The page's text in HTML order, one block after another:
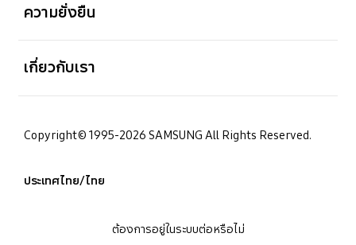
ความยั่งยืน
เกี่ยวกับเรา
Copyright© 1995-2026 SAMSUNG All Rights Reserved.
ประเทศไทย/ไทย
ต้องการอยู่ในระบบต่อหรือไม่